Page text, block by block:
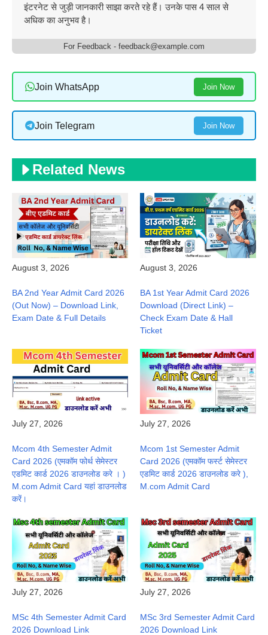
इंटरनेट से जुड़ी जानकारी साझा करते रहे हैं। उनके पास 4 साल से
अधिक का अनुभव है।
For Feedback - feedback@example.com
Join WhatsApp Join Now
Join Telegram Join Now
Related News
August 3, 2026
BA 2nd Year Admit Card 2026
(Out Now) – Download Link,
Exam Date & Full Details
August 3, 2026
BA 1st Year Admit Card 2026
Download (Direct Link) –
Check Exam Date & Hall
Ticket
July 27, 2026
Mcom 4th Semester Admit
Card 2026 (एमकॉम फोर्थ सेमेस्टर
एडमिट कार्ड 2026 डाउनलोड करे । )
M.com Admit Card यहां डाउनलोड
करें।
July 27, 2026
Mcom 1st Semester Admit
Card 2026 (एमकॉम फर्स्ट सेमेस्टर
एडमिट कार्ड 2026 डाउनलोड करे ),
M.com Admit Card
July 27, 2026
MSc 4th Semester Admit Card
2026 Download Link
July 27, 2026
MSc 3rd Semester Admit Card
2026 Download Link